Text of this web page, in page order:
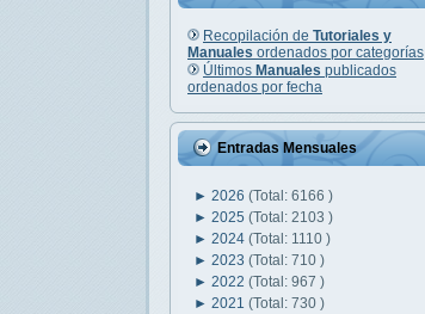
Recopilación de Tutoriales y
Manuales ordenados por categorías
Últimos Manuales publicados
ordenados por fecha
Entradas Mensuales
► 2026 (Total: 6166 )
► 2025 (Total: 2103 )
► 2024 (Total: 1110 )
► 2023 (Total: 710 )
► 2022 (Total: 967 )
► 2021 (Total: 730 )